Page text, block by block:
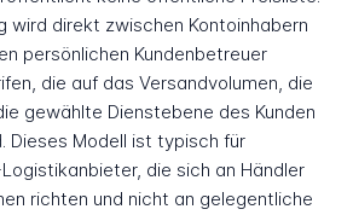
wird direkt zwischen Kontoinhabern
persönlichen Kundenbetreuer
die auf das Versandvolumen, die
gewählte Dienstebene des Kunden
Dieses Modell ist typisch für
die sich an Händler
richten und nicht an gelegentliche